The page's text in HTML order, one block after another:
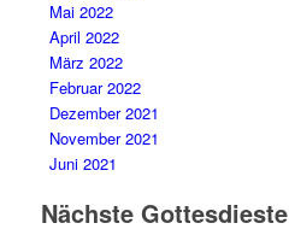
Mai 2022
April 2022
März 2022
Februar 2022
Dezember 2021
November 2021
Juni 2021
Nächste Gottesdieste